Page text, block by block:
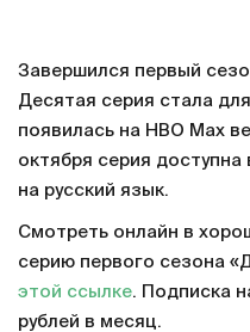
Завершился первый
Десятая серия стала
появилась на HBO Max
октября серия
на русский язык.
Смотреть онлайн в
серию первого сезона
этой ссылке. Подписка
рублей в месяц.